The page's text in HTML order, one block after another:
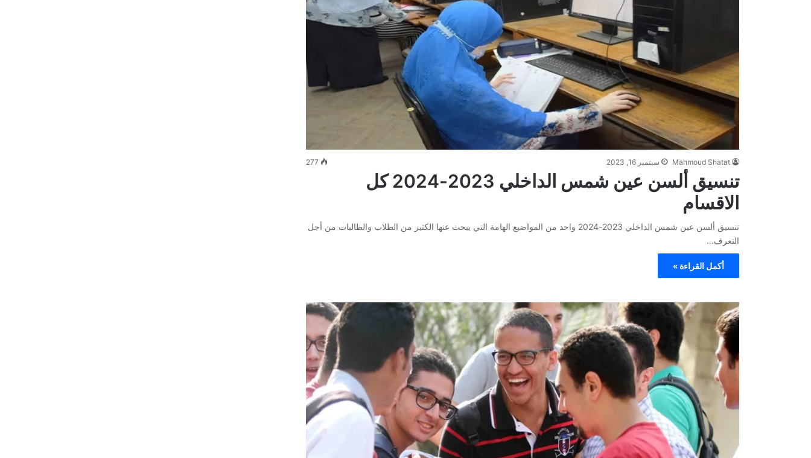
Mahmoud Shatat سبتمبر 16, 2023 277
تنسيق ألسن عين شمس الداخلي 2023-2024 كل
الاقسام
تنسيق ألسن عين شمس الداخلي 2023-2024 واحد من المواضيع الهامة التي يبحث عنها الكثير من الطلاب والطالبات من أجل
التعرف…
أكمل القراءة »